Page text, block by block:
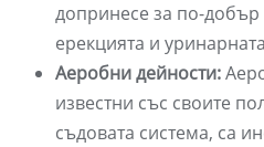
допринесе за по-добър
ерекцията и
Аеробни дейности:
известни със своите
съдовата система, са